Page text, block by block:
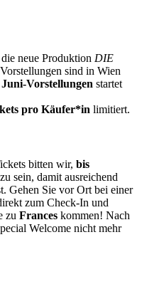
neue Produktion DIE
sind in Wien
Juni-Vorstellungen startet
pro Käufer*in limitiert.
bitten wir, bis
sein, damit ausreichend
Gehen Sie vor Ort bei einer
zum Check-In und
zu Frances kommen! Nach
Welcome nicht mehr